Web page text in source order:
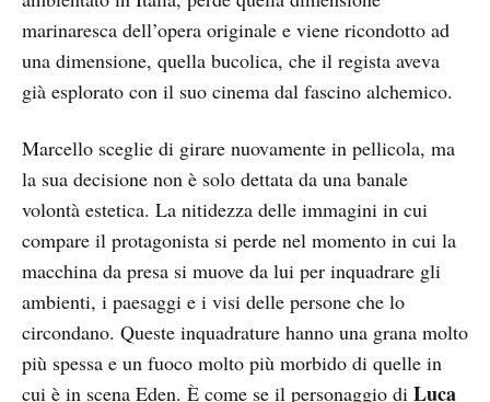
marinaresca dell’opera originale e viene ricondotto ad
una dimensione, quella bucolica, che il regista aveva
già esplorato con il suo cinema dal fascino alchemico.
Marcello sceglie di girare nuovamente in pellicola, ma
la sua decisione non è solo dettata da una banale
volontà estetica. La nitidezza delle immagini in cui
compare il protagonista si perde nel momento in cui la
macchina da presa si muove da lui per inquadrare gli
ambienti, i paesaggi e i visi delle persone che lo
circondano. Queste inquadrature hanno una grana molto
più spessa e un fuoco molto più morbido di quelle in
cui è in scena Eden. È come se il personaggio di Luca